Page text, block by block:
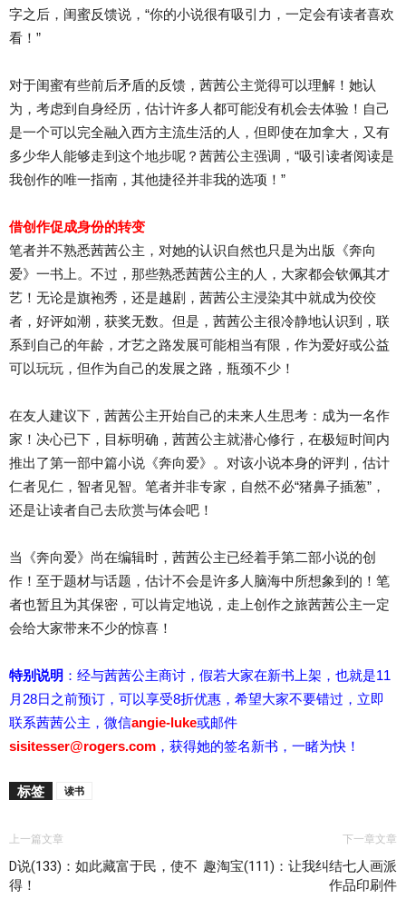
字之后，闺蜜反馈说，“你的小说很有吸引力，一定会有读者喜欢
看！”
对于闺蜜有些前后矛盾的反馈，茜茜公主觉得可以理解！她认
为，考虑到自身经历，估计许多人都可能没有机会去体验！自己
是一个可以完全融入西方主流生活的人，但即使在加拿大，又有
多少华人能够走到这个地步呢？茜茜公主强调，“吸引读者阅读是
我创作的唯一指南，其他捷径并非我的选项！”
借创作促成身份的转变
笔者并不熟悉茜茜公主，对她的认识自然也只是为出版《奔向
爱》一书上。不过，那些熟悉茜茜公主的人，大家都会钦佩其才
艺！无论是旗袍秀，还是越剧，茜茜公主浸染其中就成为佼佼
者，好评如潮，获奖无数。但是，茜茜公主很冷静地认识到，联
系到自己的年龄，才艺之路发展可能相当有限，作为爱好或公益
可以玩玩，但作为自己的发展之路，瓶颈不少！
在友人建议下，茜茜公主开始自己的未来人生思考：成为一名作
家！决心已下，目标明确，茜茜公主就潜心修行，在极短时间内
推出了第一部中篇小说《奔向爱》。对该小说本身的评判，估计
仁者见仁，智者见智。笔者并非专家，自然不必“猪鼻子插葱”，
还是让读者自己去欣赏与体会吧！
当《奔向爱》尚在编辑时，茜茜公主已经着手第二部小说的创
作！至于题材与话题，估计不会是许多人脑海中所想象到的！笔
者也暂且为其保密，可以肯定地说，走上创作之旅茜茜公主一定
会给大家带来不少的惊喜！
特别说明 ：经与茜茜公主商讨，假若大家在新书上架，也就是11
月28日之前预订，可以享受8折优惠，希望大家不要错过，立即
联系茜茜公主，微信angie-luke或邮件
sisitesser@rogers.com ，获得她的签名新书，一睹为快！
标签 读书
上一篇文章
D说(133)：如此藏富于民，使不
得！
下一章文章
趣淘宝(111)：让我纠结七人画派
作品印刷件